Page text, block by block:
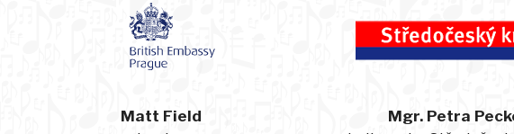
Matt Field
Mgr. Petra